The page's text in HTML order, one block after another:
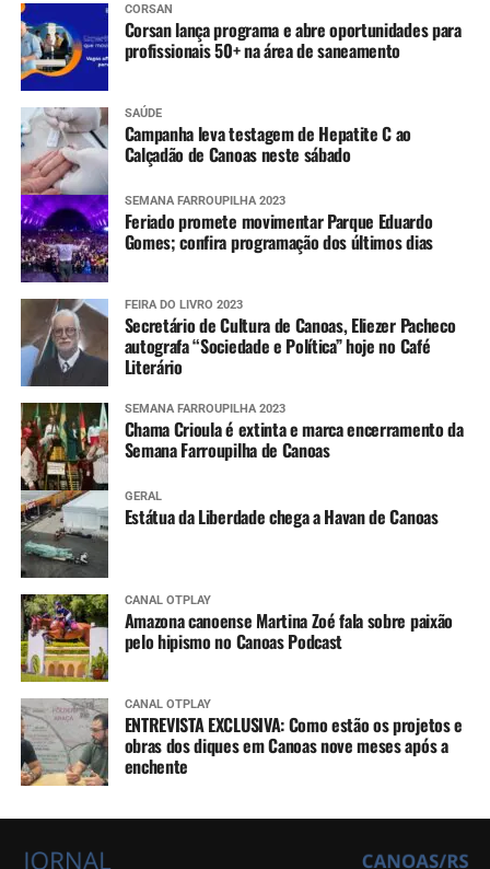
CORSAN
Corsan lança programa e abre oportunidades para
profissionais 50+ na área de saneamento
SAÚDE
Campanha leva testagem de Hepatite C ao
Calçadão de Canoas neste sábado
SEMANA FARROUPILHA 2023
Feriado promete movimentar Parque Eduardo
Gomes; confira programação dos últimos dias
FEIRA DO LIVRO 2023
Secretário de Cultura de Canoas, Eliezer Pacheco
autografa “Sociedade e Política” hoje no Café
Literário
SEMANA FARROUPILHA 2023
Chama Crioula é extinta e marca encerramento da
Semana Farroupilha de Canoas
GERAL
Estátua da Liberdade chega a Havan de Canoas
CANAL OTPLAY
Amazona canoense Martina Zoé fala sobre paixão
pelo hipismo no Canoas Podcast
CANAL OTPLAY
ENTREVISTA EXCLUSIVA: Como estão os projetos e
obras dos diques em Canoas nove meses após a
enchente